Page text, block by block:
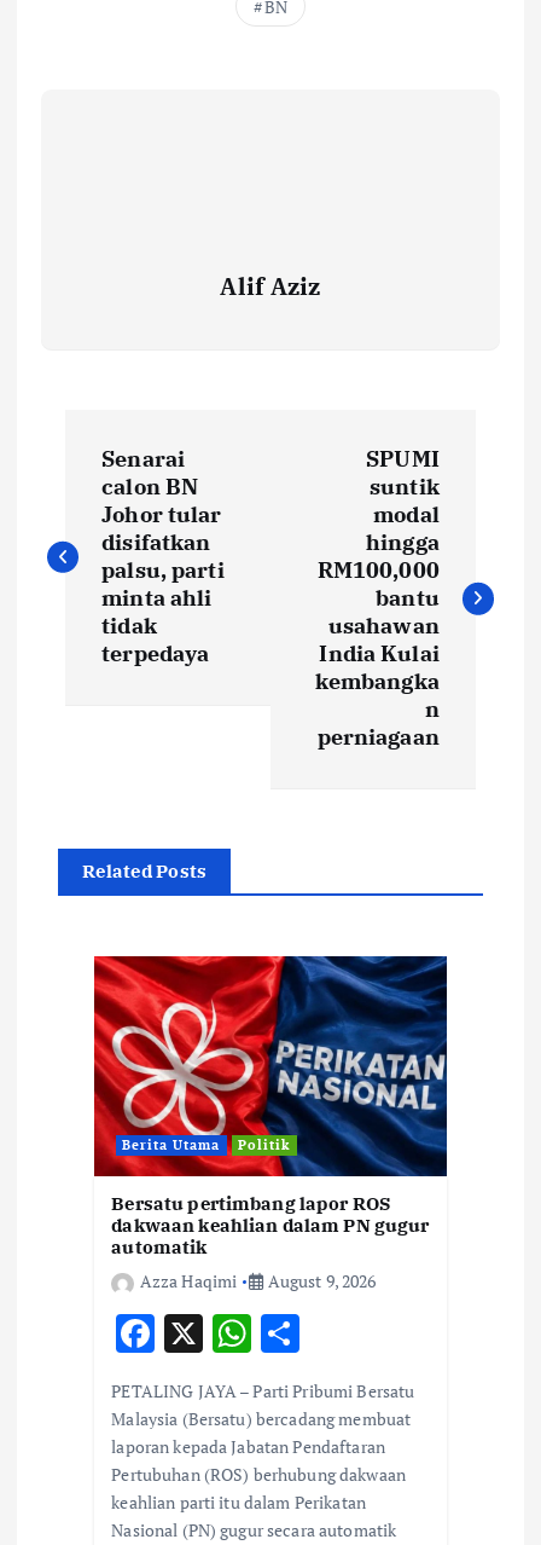
BN
Alif Aziz
s
g
Senarai
calon BN
Johor tular
disifatkan
palsu, parti
minta ahli
tidak
terpedaya
SPUMI
suntik
modal
hingga
RM100,000
bantu
usahawan
India Kulai
kembangka
n
perniagaan
Related Posts
Berita Utama Politik
Bersatu pertimbang lapor ROS
dakwaan keahlian dalam PN gugur
automatik
Azza Haqimi
August 9, 2026
F
ac
e
b
o
o
X W
h
at
s
A
p
h
ar
e
PETALING JAYA – Parti Pribumi Bersatu
Malaysia (Bersatu) bercadang membuat
laporan kepada Jabatan Pendaftaran
Pertubuhan (ROS) berhubung dakwaan
keahlian parti itu dalam Perikatan
Nasional (PN) gugur secara automatik